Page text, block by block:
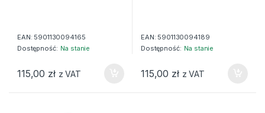
EAN: 5901130094165
Dostępność: Na stanie
115,00 zł z VAT
EAN: 5901130094189
Dostępność: Na stanie
115,00 zł z VAT